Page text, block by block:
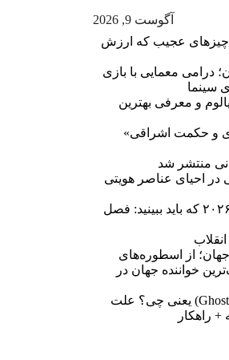
آگوست 9, 2026
چیزهای عجیب که ارزش
درامی معمایی با بازی
سینما
و معرفی بهترین
و حکمت اشراقی»
منتشر شد
احیای عناصر هویتی
۱۰انیمه برتر بهار ۲۰۲۶ که باید ببینید: فصل
جهان؛ از اسطوره‌های
خواننده جهان در
گوست کردن (Ghosting) یعنی چی؟ علت
راهکار